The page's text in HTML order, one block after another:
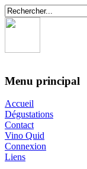
Menu principal
Accueil
Dégustations
Contact
Vino Quid
Connexion
Liens